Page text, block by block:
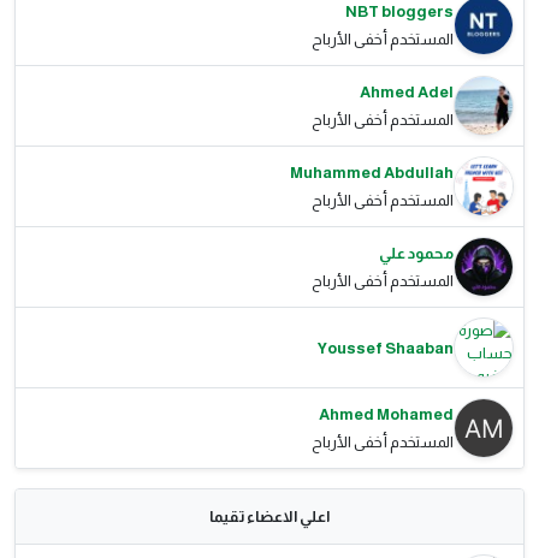
NBT bloggers
المستخدم أخفى الأرباح
Ahmed Adel
المستخدم أخفى الأرباح
Muhammed Abdullah
المستخدم أخفى الأرباح
محمود علي
المستخدم أخفى الأرباح
Youssef Shaaban
Ahmed Mohamed
المستخدم أخفى الأرباح
اعلي الاعضاء تقيما